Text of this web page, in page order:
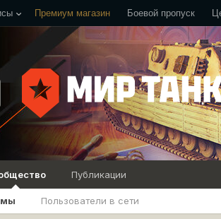
Премиум магазин Боевой пропуск
Пользователи в сети
Публикации